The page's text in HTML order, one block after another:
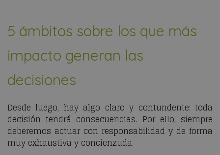
5 ámbitos sobre los que más
impacto generan las
decisiones
Desde luego, hay algo claro y contundente: toda
decisión tendrá consecuencias. Por ello, siempre
deberemos actuar con responsabilidad y de forma
muy exhaustiva y concienzuda.